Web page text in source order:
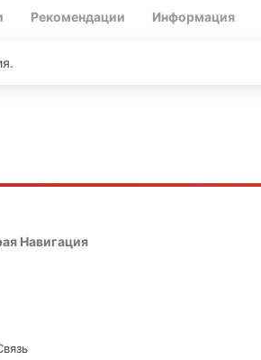
Рекомендации Информация
Навигация